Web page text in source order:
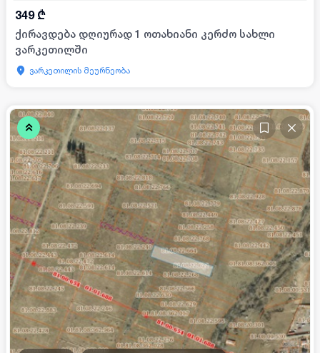
349 ₾
ქირავდება დღიურად 1 ოთახიანი კერძო სახლი
ვარკეთილში
ვარკეთილის მეურნეობა